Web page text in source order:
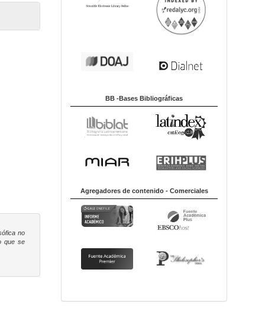
no
que se
BB -Bases Bibliográficas
Agregadores de contenido - Comerciales